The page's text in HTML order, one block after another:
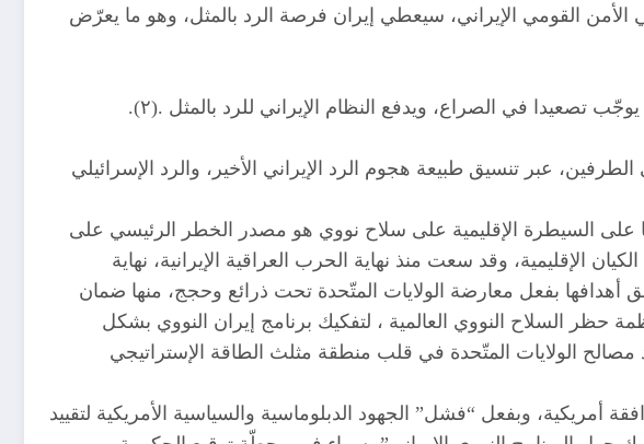
الأمن القومي الإيراني، سيعطي إيران فرصة الرد بالمثل، وهو ما يعرّض
تصعيدا في الصراع، ويدفع النظام الإيراني للرد بالمثل .(٢).
عبر تنسيق طبيعة هجوم الرد الإيراني الأخير، والرد الإسرائيلي
على السيطرة الإقليمية على سلاح نووي هو مصدر الخطر الرئيسي على
الإقليمية، وقد سعت منذ نهاية الحرب العراقية الإيرانية، نهاية
أهدافها بفعل معارضة الولايات المتّحدة تحت ذرائع وحجج، منها ضمان
السلاح النووي العالمية ، لتفكيك برنامج إيران النووي بشكل
الولايات المتّحدة في قلب منطقة مثلث الطاقة الإستراتيجي
وبفعل “فشل” الجهود الدبلوماسية والسياسية الأمريكية لتقييد